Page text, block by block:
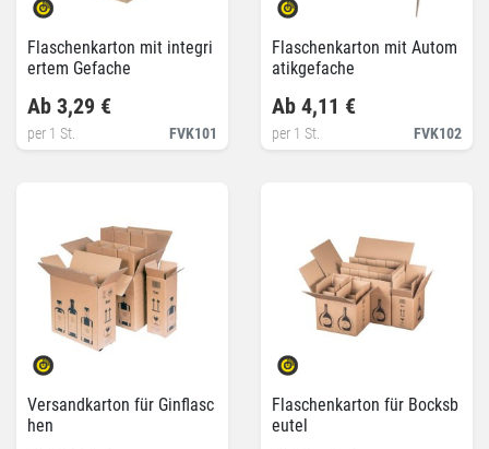
Flaschenkarton mit integri
ertem Gefache
FVK101
Ab 3,29 €
per 1 St.
Flaschenkarton mit Autom
atikgefache
FVK102
Ab 4,11 €
per 1 St.
Versandkarton für Ginflasc
hen
Flaschenkarton für Bocksb
eutel